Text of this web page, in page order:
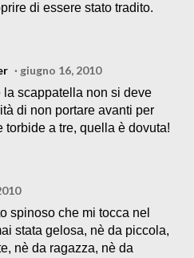
di essere stato tradito.
giugno 16, 2010
la scappatella non si deve
di non portare avanti per
torbide a tre, quella è dovuta!
spinoso che mi tocca nel
stata gelosa, nè da piccola,
nè da ragazza, nè da